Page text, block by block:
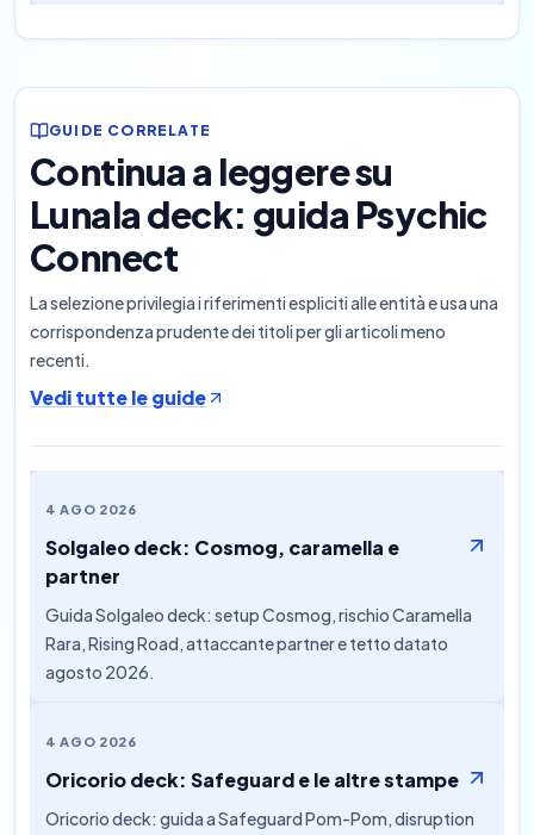
GUIDE CORRELATE
Continua a leggere su
Lunala deck: guida Psychic
Connect
La selezione privilegia i riferimenti espliciti alle entità e usa una
corrispondenza prudente dei titoli per gli articoli meno
recenti.
Vedi tutte le guide
4 AGO 2026
Solgaleo deck: Cosmog, caramella e
partner
Guida Solgaleo deck: setup Cosmog, rischio Caramella
Rara, Rising Road, attaccante partner e tetto datato
agosto 2026.
4 AGO 2026
Oricorio deck: Safeguard e le altre stampe
Oricorio deck: guida a Safeguard Pom-Pom, disruption